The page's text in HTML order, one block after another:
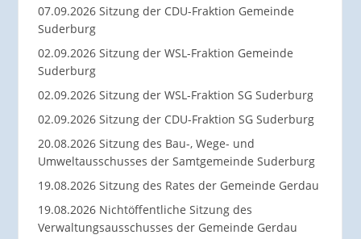
07.09.2026 Sitzung der CDU-Fraktion Gemeinde
Suderburg
02.09.2026 Sitzung der WSL-Fraktion Gemeinde
Suderburg
02.09.2026 Sitzung der WSL-Fraktion SG Suderburg
02.09.2026 Sitzung der CDU-Fraktion SG Suderburg
20.08.2026 Sitzung des Bau-, Wege- und
Umweltausschusses der Samtgemeinde Suderburg
19.08.2026 Sitzung des Rates der Gemeinde Gerdau
19.08.2026 Nichtöffentliche Sitzung des
Verwaltungsausschusses der Gemeinde Gerdau